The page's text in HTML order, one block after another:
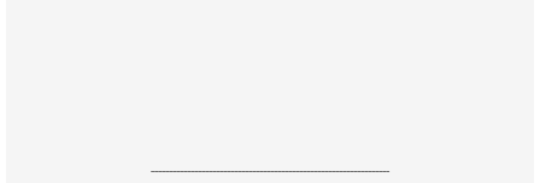
------------------------------------------------------------------